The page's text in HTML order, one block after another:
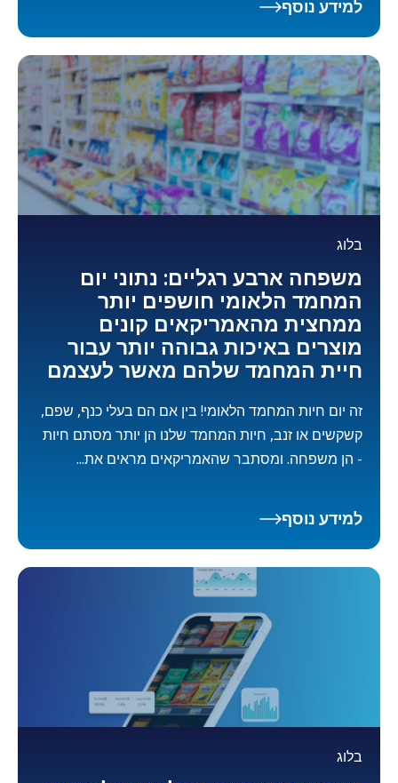
למידע נוסף
בלוג
משפחה ארבע רגליים: נתוני יום
המחמד הלאומי חושפים יותר
ממחצית מהאמריקאים קונים
מוצרים באיכות גבוהה יותר עבור
חיית המחמד שלהם מאשר לעצמם
זה יום חיות המחמד הלאומי! בין אם הם בעלי כנף, שפם,
קשקשים או זנב, חיות המחמד שלנו הן יותר מסתם חיות
- הן משפחה. ומסתבר שהאמריקאים מראים את...
למידע נוסף
בלוג